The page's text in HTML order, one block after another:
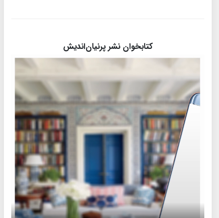
کتابخوان نشر پرنیان‌اندیش